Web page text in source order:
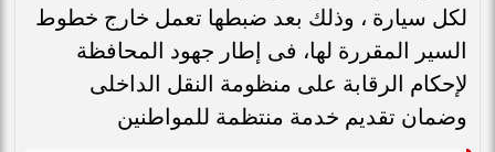
لكل سيارة ، وذلك بعد ضبطها تعمل خارج خطوط
السير المقررة لها، فى إطار جهود المحافظة
لإحكام الرقابة على منظومة النقل الداخلى
وضمان تقديم خدمة منتظمة للمواطنين